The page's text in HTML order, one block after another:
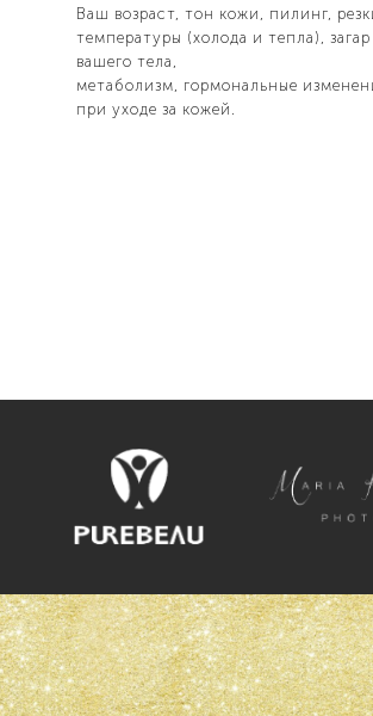
Ваш возраст, тон кожи, пилинг,
температуры (холода и тепла),
вашего тела,
метаболизм, гормональные
при уходе за кожей.